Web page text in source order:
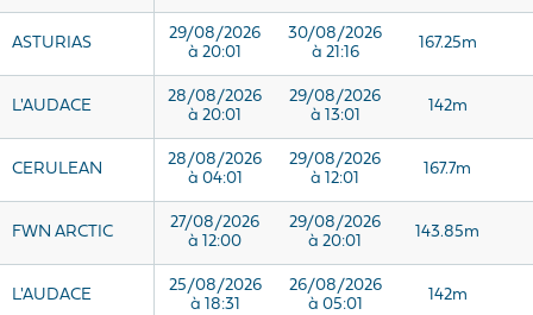
ASTURIAS
29/08/2026
à 20:01
30/08/2026
à 21:16
167.25m
L'AUDACE
28/08/2026
à 20:01
29/08/2026
à 13:01
142m
CERULEAN
28/08/2026
à 04:01
29/08/2026
à 12:01
167.7m
FWN ARCTIC
27/08/2026
à 12:00
29/08/2026
à 20:01
143.85m
L'AUDACE
25/08/2026
à 18:31
26/08/2026
à 05:01
142m